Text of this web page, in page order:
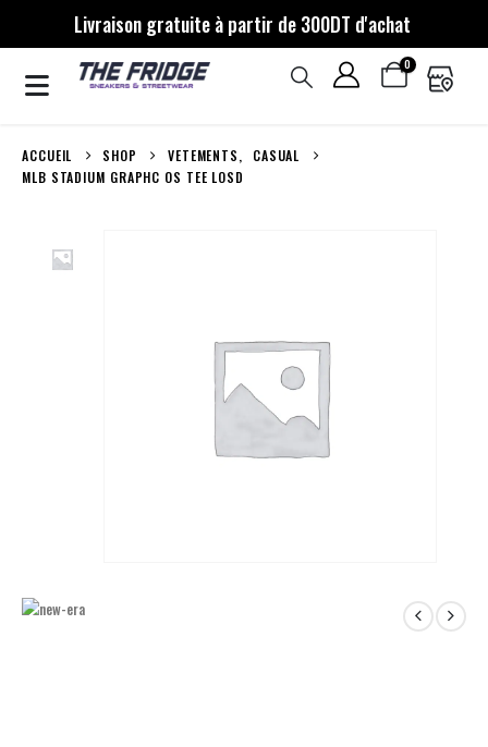
Livraison gratuite à partir de 300DT d'achat
0
ACCUEIL SHOP VETEMENTS,
CASUAL
MLB STADIUM GRAPHC OS TEE LOSD